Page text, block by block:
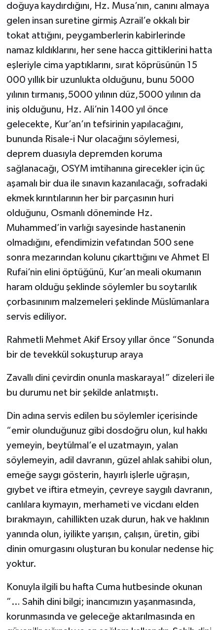
doğuya kaydırdığını, Hz. Musa’nın, canını almaya
gelen insan suretine girmiş Azrail’e okkalı bir
tokat attığını, peygamberlerin kabirlerinde
namaz kıldıklarını, her sene hacca gittiklerini hatta
eşleriyle cima yaptıklarını, sırat köprüsünün 15
000 yıllık bir uzunlukta olduğunu, bunu 5000
yılının tırmanış,5000 yılının düz,5000 yılının da
iniş olduğunu, Hz. Ali’nin 1400 yıl önce
gelecekte, Kur’an’ın tefsirinin yapılacağını,
bununda Risale-i Nur olacağını söylemesi,
deprem duasıyla depremden koruma
sağlanacağı, OSYM imtihanına girecekler için üç
aşamalı bir dua ile sınavın kazanılacağı, sofradaki
ekmek kırıntılarının her bir parçasının huri
olduğunu, Osmanlı döneminde Hz.
Muhammed’in varlığı sayesinde hastanenin
olmadığını, efendimizin vefatından 500 sene
sonra mezarından kolunu çıkarttığını ve Ahmet El
Rufai’nin elini öptüğünü, Kur’an meali okumanın
haram olduğu şeklinde söylemler bu soytarılık
çorbasınınım malzemeleri şeklinde Müslümanlara
servis ediliyor.
Rahmetli Mehmet Akif Ersoy yıllar önce “Sonunda
bir de tevekkül sokuşturup araya
Zavallı dini çevirdin onunla maskaraya!” dizeleri ile
bu durumu net bir şekilde anlatmıştı.
Din adına servis edilen bu söylemler içerisinde
“emir olunduğunuz gibi dosdoğru olun, kul hakkı
yemeyin, beytülmal’e el uzatmayın, yalan
söylemeyin, adil davranın, güzel ahlak sahibi olun,
emeğe saygı gösterin, hayırlı işlerle uğraşın,
gıybet ve iftira etmeyin, çevreye saygılı davranın,
canlılara kıymayın, merhameti ve vicdanı elden
bırakmayın, cahillikten uzak durun, hak ve haklının
yanında olun, iyilikte yarışın, çalışın, üretin, gibi
dinin omurgasını oluşturan bu konular nedense hiç
yoktur.
Konuyla ilgili bu hafta Cuma hutbesinde okunan
”… Sahih dini bilgi; inancımızın yaşanmasında,
korunmasında ve geleceğe aktarılmasında en